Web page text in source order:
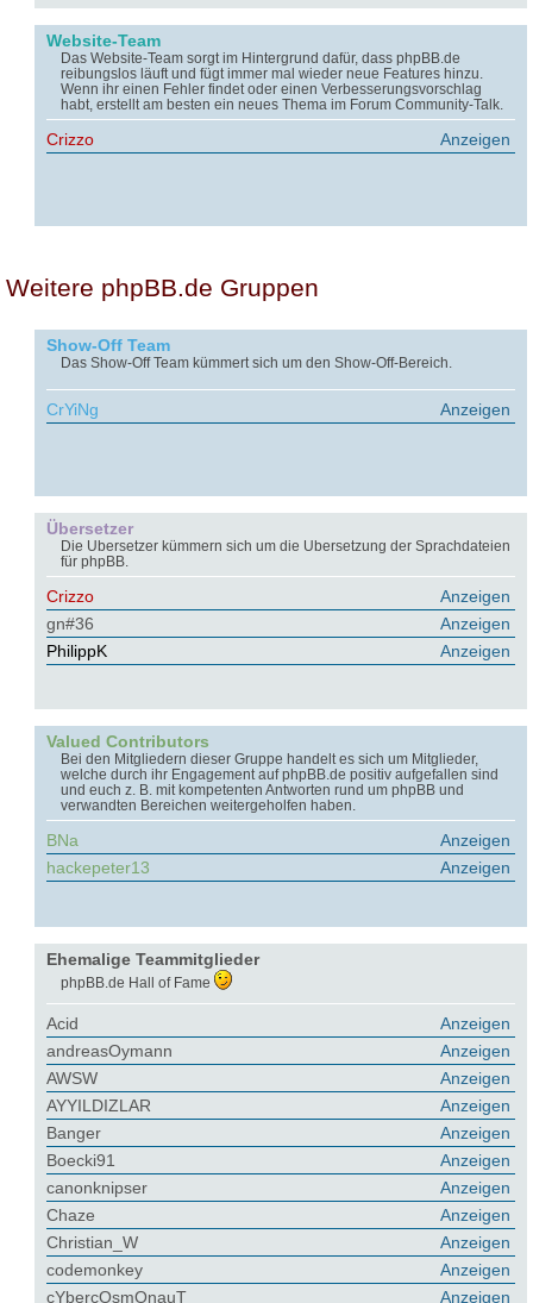
Website-Team
Das Website-Team sorgt im Hintergrund dafür, dass phpBB.de
reibungslos läuft und fügt immer mal wieder neue Features hinzu.
Wenn ihr einen Fehler findet oder einen Verbesserungsvorschlag
habt, erstellt am besten ein neues Thema im Forum Community-Talk.
Anzeigen
Crizzo
Weitere phpBB.de Gruppen
Show-Off Team
Das Show-Off Team kümmert sich um den Show-Off-Bereich.
Anzeigen
CrYiNg
Übersetzer
Die Übersetzer kümmern sich um die Übersetzung der Sprachdateien
für phpBB.
Anzeigen
Crizzo
Anzeigen
gn#36
Anzeigen
PhilippK
Valued Contributors
Bei den Mitgliedern dieser Gruppe handelt es sich um Mitglieder,
welche durch ihr Engagement auf phpBB.de positiv aufgefallen sind
und euch z. B. mit kompetenten Antworten rund um phpBB und
verwandten Bereichen weitergeholfen haben.
Anzeigen
BNa
Anzeigen
hackepeter13
Ehemalige Teammitglieder
phpBB.de Hall of Fame
Anzeigen
Acid
Anzeigen
andreasOymann
Anzeigen
AWSW
Anzeigen
AYYILDIZLAR
Anzeigen
Banger
Anzeigen
Boecki91
Anzeigen
canonknipser
Anzeigen
Chaze
Anzeigen
Christian_W
Anzeigen
codemonkey
Anzeigen
cYbercOsmOnauT